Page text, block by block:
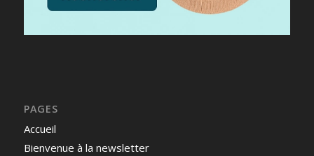
PAGES
Accueil
Bienvenue à la newsletter